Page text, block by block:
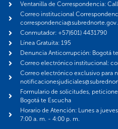
Ventanilla de Correspondencia:
Correo institucional
Conmutador: +57(601) 4431790
Línea Gratuita: 195
Denuncia Anticorrupción: Bogotá
Correo electrónico institucional:
Correo electrónico exclusivo para
Formulario de solicitudes,
Bogotá te Escucha
Horario de Atención: Lunes a
7:00 a. m. - 4:00 p. m.